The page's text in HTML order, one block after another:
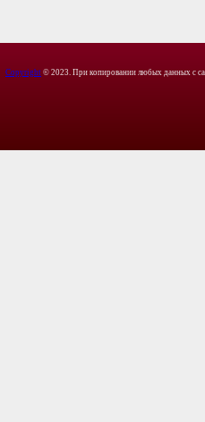
Copyright © 2023. При копировании любых данных с